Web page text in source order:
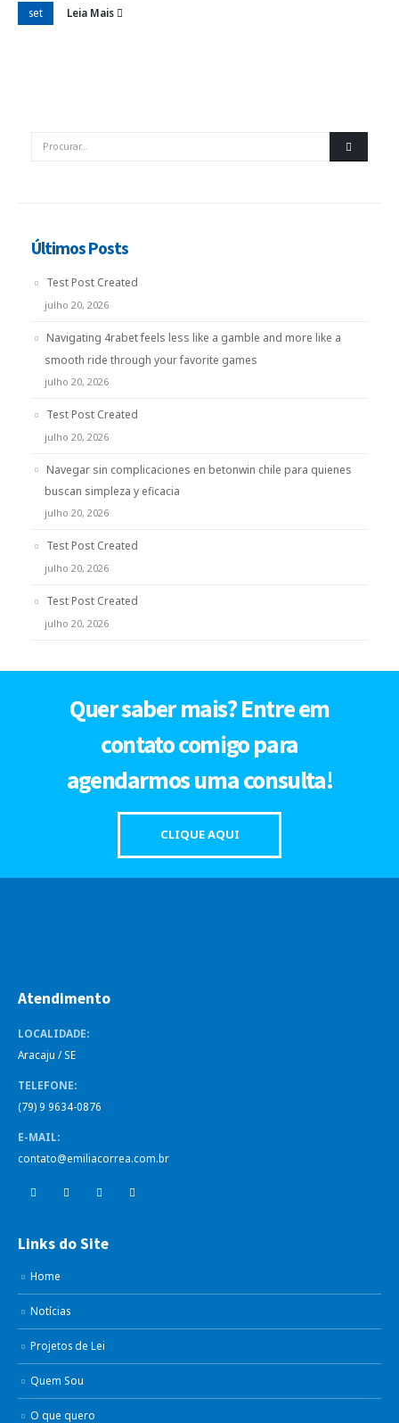
set Leia Mais
Últimos Posts
Test Post Created
julho 20, 2026
Navigating 4rabet feels less like a gamble and more like a
smooth ride through your favorite games
julho 20, 2026
Test Post Created
julho 20, 2026
Navegar sin complicaciones en betonwin chile para quienes
buscan simpleza y eficacia
julho 20, 2026
Test Post Created
julho 20, 2026
Test Post Created
julho 20, 2026
Quer saber mais? Entre em
contato comigo para
agendarmos uma consulta!
CLIQUE AQUI
Atendimento
LOCALIDADE:
Aracaju / SE
TELEFONE:
(79) 9 9634-0876
E-MAIL:
contato@emiliacorrea.com.br
Links do Site
Home
Notícias
Projetos de Lei
Quem Sou
O que quero